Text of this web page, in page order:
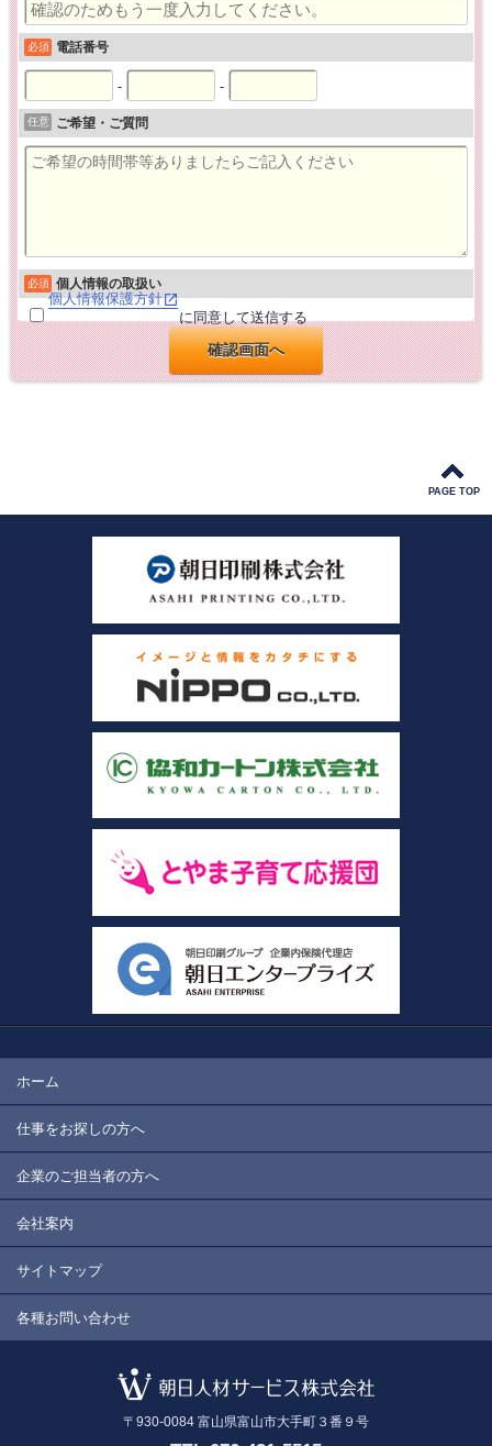
必須 電話番号
- -
任意 ご希望・ご質問
必須 個人情報の取扱い
に同意して送信する
個人情報保護方針
PAGE TOP
ホーム
仕事をお探しの方へ
企業のご担当者の方へ
会社案内
サイトマップ
各種お問い合わせ
〒930-0084 富山県富山市大手町３番９号